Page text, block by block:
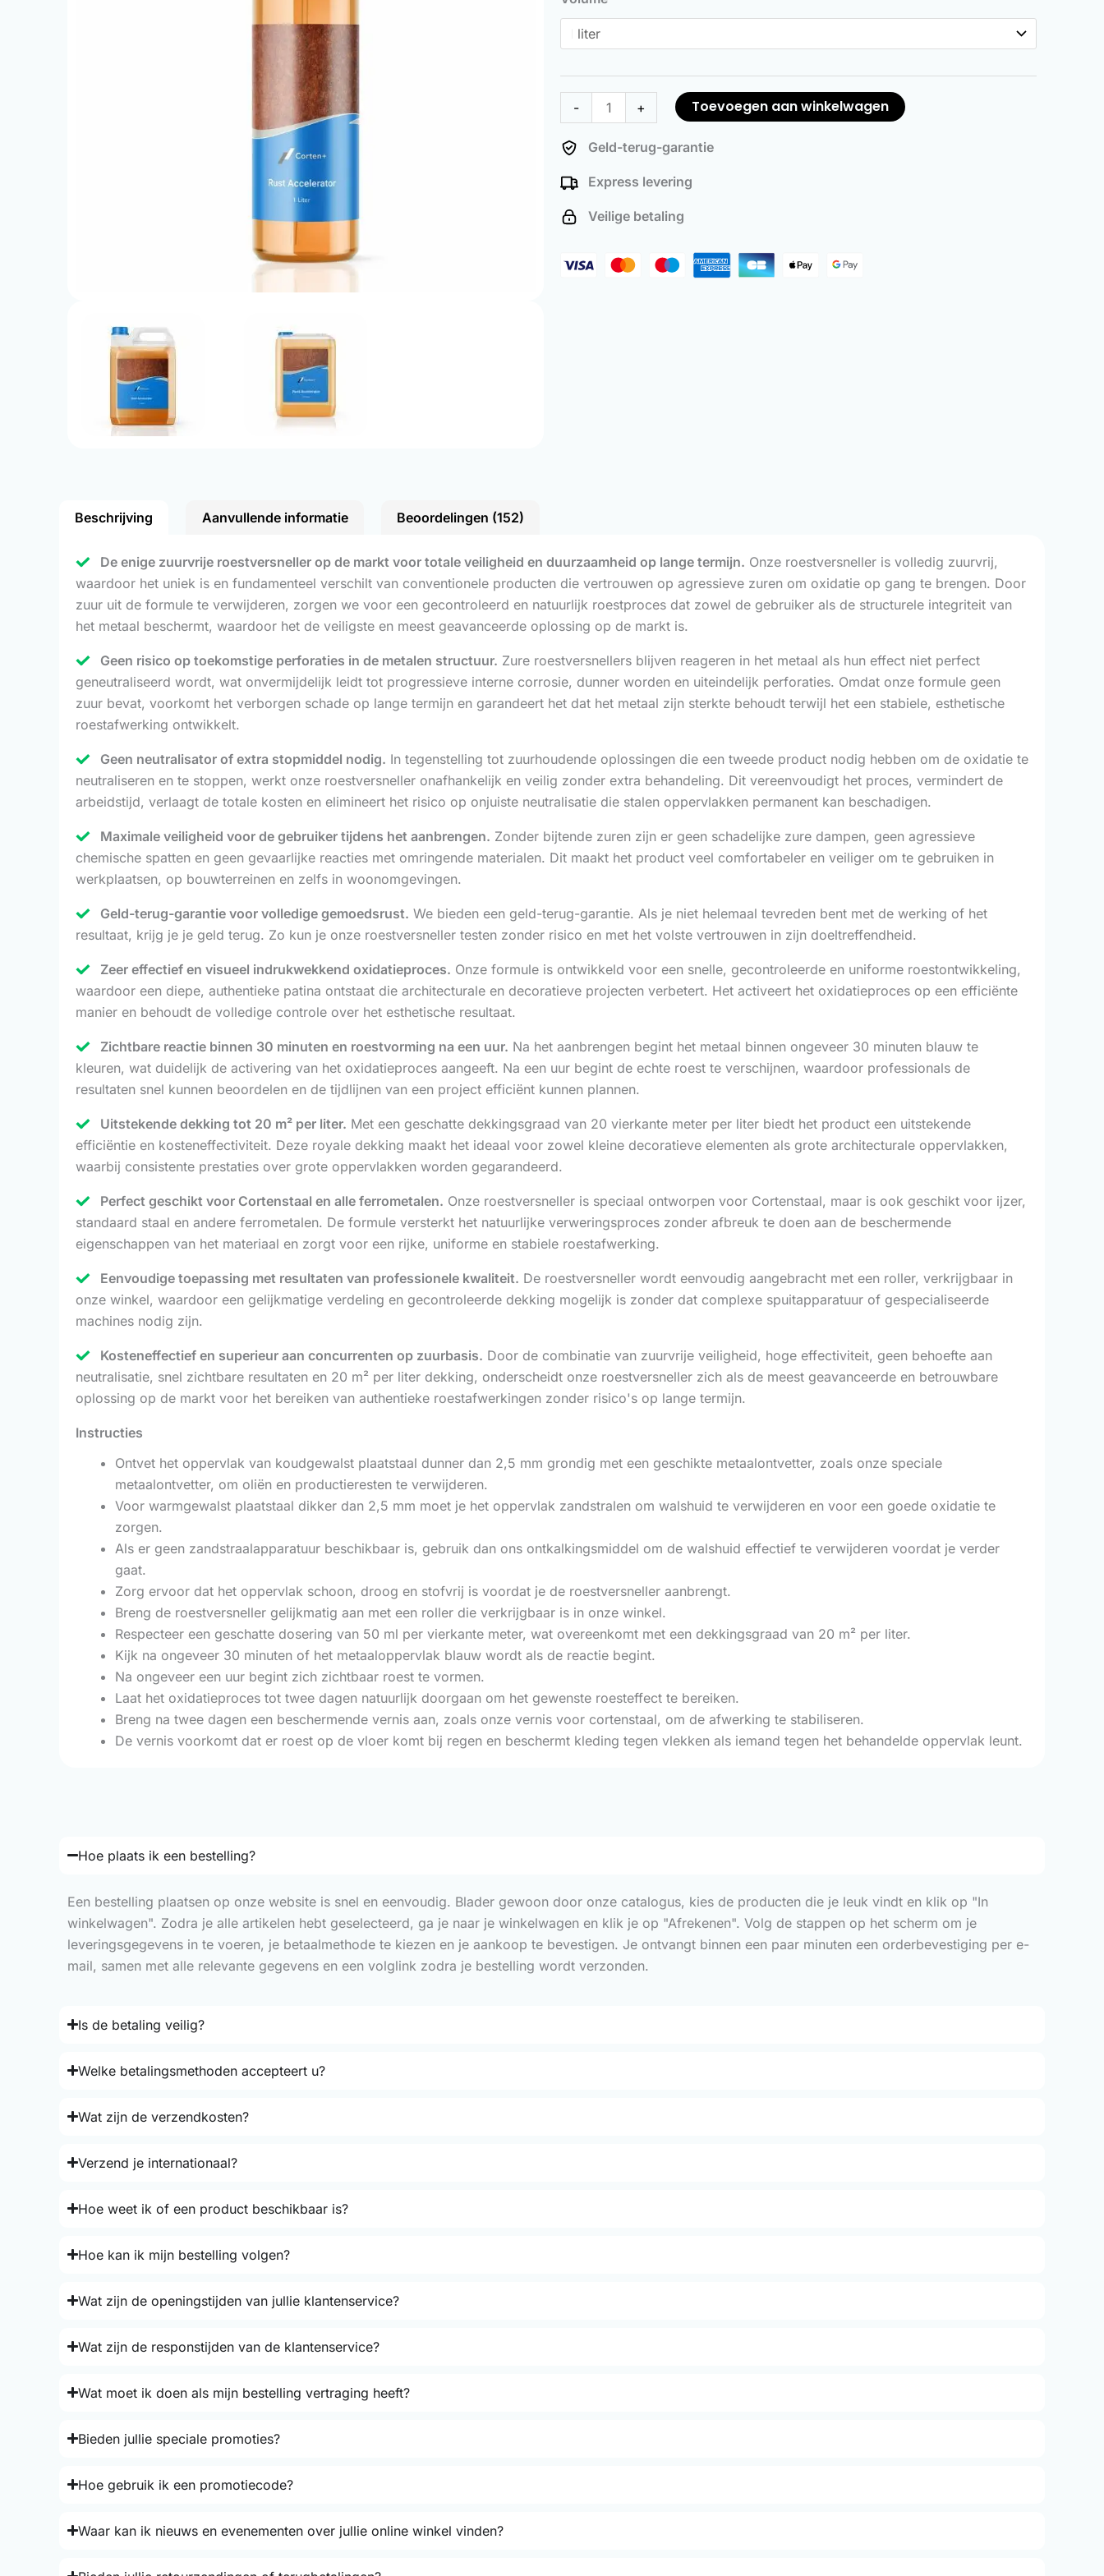
- + Toevoegen aan winkelwagen
Geld-terug-garantie
Express levering
Veilige betaling
Beschrijving Aanvullende informatie Beoordelingen (152)
De enige zuurvrije roestversneller op de markt voor totale veiligheid en duurzaamheid op lange termijn. Onze roestversneller is volledig zuurvrij,
waardoor het uniek is en fundamenteel verschilt van conventionele producten die vertrouwen op agressieve zuren om oxidatie op gang te brengen. Door
zuur uit de formule te verwijderen, zorgen we voor een gecontroleerd en natuurlijk roestproces dat zowel de gebruiker als de structurele integriteit van
het metaal beschermt, waardoor het de veiligste en meest geavanceerde oplossing op de markt is.
Geen risico op toekomstige perforaties in de metalen structuur. Zure roestversnellers blijven reageren in het metaal als hun effect niet perfect
geneutraliseerd wordt, wat onvermijdelijk leidt tot progressieve interne corrosie, dunner worden en uiteindelijk perforaties. Omdat onze formule geen
zuur bevat, voorkomt het verborgen schade op lange termijn en garandeert het dat het metaal zijn sterkte behoudt terwijl het een stabiele, esthetische
roestafwerking ontwikkelt.
Geen neutralisator of extra stopmiddel nodig. In tegenstelling tot zuurhoudende oplossingen die een tweede product nodig hebben om de oxidatie te
neutraliseren en te stoppen, werkt onze roestversneller onafhankelijk en veilig zonder extra behandeling. Dit vereenvoudigt het proces, vermindert de
arbeidstijd, verlaagt de totale kosten en elimineert het risico op onjuiste neutralisatie die stalen oppervlakken permanent kan beschadigen.
Maximale veiligheid voor de gebruiker tijdens het aanbrengen. Zonder bijtende zuren zijn er geen schadelijke zure dampen, geen agressieve
chemische spatten en geen gevaarlijke reacties met omringende materialen. Dit maakt het product veel comfortabeler en veiliger om te gebruiken in
werkplaatsen, op bouwterreinen en zelfs in woonomgevingen.
Geld-terug-garantie voor volledige gemoedsrust. We bieden een geld-terug-garantie. Als je niet helemaal tevreden bent met de werking of het
resultaat, krijg je je geld terug. Zo kun je onze roestversneller testen zonder risico en met het volste vertrouwen in zijn doeltreffendheid.
Zeer effectief en visueel indrukwekkend oxidatieproces. Onze formule is ontwikkeld voor een snelle, gecontroleerde en uniforme roestontwikkeling,
waardoor een diepe, authentieke patina ontstaat die architecturale en decoratieve projecten verbetert. Het activeert het oxidatieproces op een efficiënte
manier en behoudt de volledige controle over het esthetische resultaat.
Zichtbare reactie binnen 30 minuten en roestvorming na een uur. Na het aanbrengen begint het metaal binnen ongeveer 30 minuten blauw te
kleuren, wat duidelijk de activering van het oxidatieproces aangeeft. Na een uur begint de echte roest te verschijnen, waardoor professionals de
resultaten snel kunnen beoordelen en de tijdlijnen van een project efficiënt kunnen plannen.
Uitstekende dekking tot 20 m² per liter. Met een geschatte dekkingsgraad van 20 vierkante meter per liter biedt het product een uitstekende
efficiëntie en kosteneffectiviteit. Deze royale dekking maakt het ideaal voor zowel kleine decoratieve elementen als grote architecturale oppervlakken,
waarbij consistente prestaties over grote oppervlakken worden gegarandeerd.
Perfect geschikt voor Cortenstaal en alle ferrometalen. Onze roestversneller is speciaal ontworpen voor Cortenstaal, maar is ook geschikt voor ijzer,
standaard staal en andere ferrometalen. De formule versterkt het natuurlijke verweringsproces zonder afbreuk te doen aan de beschermende
eigenschappen van het materiaal en zorgt voor een rijke, uniforme en stabiele roestafwerking.
Eenvoudige toepassing met resultaten van professionele kwaliteit. De roestversneller wordt eenvoudig aangebracht met een roller, verkrijgbaar in
onze winkel, waardoor een gelijkmatige verdeling en gecontroleerde dekking mogelijk is zonder dat complexe spuitapparatuur of gespecialiseerde
machines nodig zijn.
Kosteneffectief en superieur aan concurrenten op zuurbasis. Door de combinatie van zuurvrije veiligheid, hoge effectiviteit, geen behoefte aan
neutralisatie, snel zichtbare resultaten en 20 m² per liter dekking, onderscheidt onze roestversneller zich als de meest geavanceerde en betrouwbare
oplossing op de markt voor het bereiken van authentieke roestafwerkingen zonder risico's op lange termijn.
Instructies
Ontvet het oppervlak van koudgewalst plaatstaal dunner dan 2,5 mm grondig met een geschikte metaalontvetter, zoals onze speciale
metaalontvetter, om oliën en productieresten te verwijderen.
Voor warmgewalst plaatstaal dikker dan 2,5 mm moet je het oppervlak zandstralen om walshuid te verwijderen en voor een goede oxidatie te
zorgen.
Als er geen zandstraalapparatuur beschikbaar is, gebruik dan ons ontkalkingsmiddel om de walshuid effectief te verwijderen voordat je verder
gaat.
Zorg ervoor dat het oppervlak schoon, droog en stofvrij is voordat je de roestversneller aanbrengt.
Breng de roestversneller gelijkmatig aan met een roller die verkrijgbaar is in onze winkel.
Respecteer een geschatte dosering van 50 ml per vierkante meter, wat overeenkomt met een dekkingsgraad van 20 m² per liter.
Kijk na ongeveer 30 minuten of het metaaloppervlak blauw wordt als de reactie begint.
Na ongeveer een uur begint zich zichtbaar roest te vormen.
Laat het oxidatieproces tot twee dagen natuurlijk doorgaan om het gewenste roesteffect te bereiken.
Breng na twee dagen een beschermende vernis aan, zoals onze vernis voor cortenstaal, om de afwerking te stabiliseren.
De vernis voorkomt dat er roest op de vloer komt bij regen en beschermt kleding tegen vlekken als iemand tegen het behandelde oppervlak leunt.
Hoe plaats ik een bestelling?
Een bestelling plaatsen op onze website is snel en eenvoudig. Blader gewoon door onze catalogus, kies de producten die je leuk vindt en klik op "In
winkelwagen". Zodra je alle artikelen hebt geselecteerd, ga je naar je winkelwagen en klik je op "Afrekenen". Volg de stappen op het scherm om je
leveringsgegevens in te voeren, je betaalmethode te kiezen en je aankoop te bevestigen. Je ontvangt binnen een paar minuten een orderbevestiging per e-
mail, samen met alle relevante gegevens en een volglink zodra je bestelling wordt verzonden.
Is de betaling veilig?
Welke betalingsmethoden accepteert u?
Wat zijn de verzendkosten?
Verzend je internationaal?
Hoe weet ik of een product beschikbaar is?
Hoe kan ik mijn bestelling volgen?
Wat zijn de openingstijden van jullie klantenservice?
Wat zijn de responstijden van de klantenservice?
Wat moet ik doen als mijn bestelling vertraging heeft?
Bieden jullie speciale promoties?
Hoe gebruik ik een promotiecode?
Waar kan ik nieuws en evenementen over jullie online winkel vinden?